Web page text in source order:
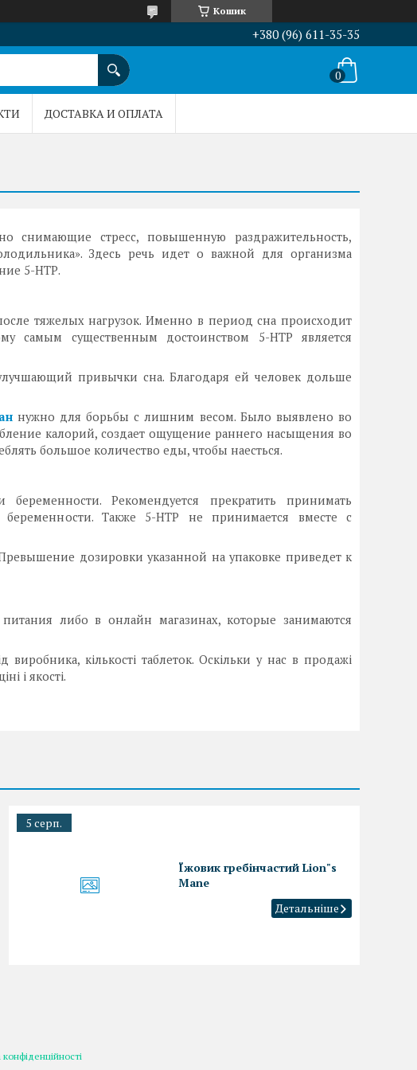
Кошик
+380 (96) 611-35-35
ДОСТАВКА И ОПЛАТА
снимающие стресс, повышенную раздражительность,
Здесь речь идет о важной для организма
5-НТР.
тяжелых нагрузок. Именно в период сна происходит
самым существенным достоинством 5-НТР является
привычки сна. Благодаря ей человек дольше
нужно для борьбы с лишним весом. Было выявлено во
калорий, создает ощущение раннего насыщения во
большое количество еды, чтобы наесться.
Рекомендуется прекратить принимать
Также 5-НТР не принимается вместе с
дозировки указанной на упаковке приведет к
либо в онлайн магазинах, которые занимаются
кількості таблеток. Оскільки у нас в продажі
і якості.
5 серп.
Їжовик гребінчастий Lion"s
Mane
конфіденційності